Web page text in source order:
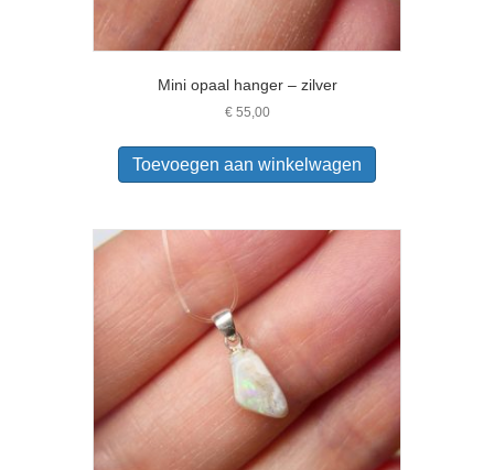
Mini opaal hanger – zilver
€55,00
Toevoegen aan winkelwagen